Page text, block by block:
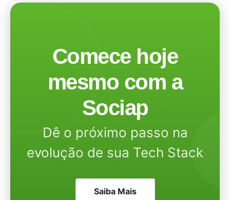
Comece hoje
mesmo com a
Sociap
Dê o próximo passo na
evolução de sua Tech Stack
Saiba Mais